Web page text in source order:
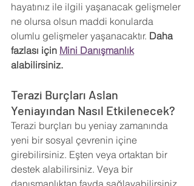
hayatınız ile ilgili yaşanacak gelişmeler
ne olursa olsun maddi konularda
olumlu gelişmeler yaşanacaktır. Daha
fazlası için Mini Danışmanlık
alabilirsiniz.
Terazi Burçları Aslan
Yeniayından Nasıl Etkilenecek?
Terazi burçları bu yeniay zamanında
yeni bir sosyal çevrenin içine
girebilirsiniz. Eşten veya ortaktan bir
destek alabilirsiniz. Veya bir